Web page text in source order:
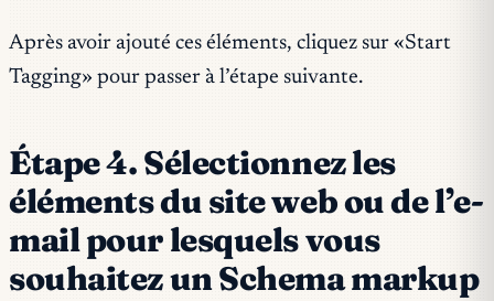
Après avoir ajouté ces éléments, cliquez sur «Start
Tagging» pour passer à l’étape suivante.
Étape 4. Sélectionnez les
éléments du site web ou de l’e-
mail pour lesquels vous
souhaitez un Schema markup